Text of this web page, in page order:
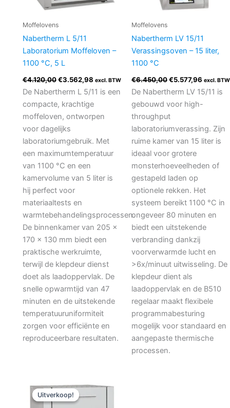
Moffelovens
Nabertherm L 5/11
Laboratorium Moffeloven –
1100 °C, 5 L
€4.120,00 €3.562,98 excl. BTW
De Nabertherm L 5/11 is een
compacte, krachtige
moffeloven, ontworpen
voor dagelijks
laboratoriumgebruik. Met
een maximumtemperatuur
van 1100 °C en een
kamervolume van 5 liter is
hij perfect voor
materiaaltests en
warmtebehandelingsprocessen.
De binnenkamer van 205 ×
170 × 130 mm biedt een
praktische werkruimte,
terwijl de klepdeur dienst
doet als laadoppervlak. De
snelle opwarmtijd van 47
minuten en de uitstekende
temperatuuruniformiteit
zorgen voor efficiënte en
reproduceerbare resultaten.
Moffelovens
Nabertherm LV 15/11
Verassingsoven – 15 liter,
1100 °C
€6.450,00€5.577,96 excl. BTW
De Nabertherm LV 15/11 is
gebouwd voor high-
throughput
laboratoriumverassing. Zijn
ruime kamer van 15 liter is
ideaal voor grotere
monsterhoeveelheden of
gestapeld laden op
optionele rekken. Het
systeem bereikt 1100 °C in
ongeveer 80 minuten en
biedt een uitstekende
verbranding dankzij
voorverwarmde lucht en
>6x/minuut uitwisseling. De
klepdeur dient als
laadoppervlak en de B510
regelaar maakt flexibele
programmabesturing
mogelijk voor standaard en
aangepaste thermische
processen.
Uitverkoop!
Uitverkoop!
Oorspronkelijke
prijs
was:
is: